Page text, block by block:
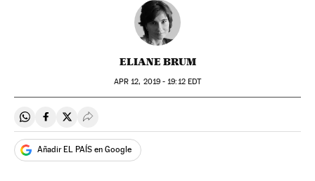
ELIANE BRUM
APR 12, 2019 - 19:12EDT
Compartir en Whatsapp
Compartir en Facebook
Compartir en Twitter
Desplegar Redes Sociales
Añadir EL PAÍS en Google